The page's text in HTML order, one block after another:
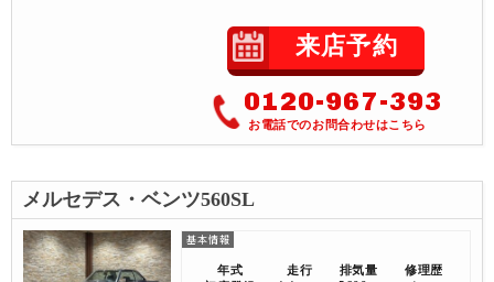
来店予約
0120-967-393
お電話でのお問合わせはこちら
メルセデス・ベンツ560SL
年式
走行
排気量
修理歴